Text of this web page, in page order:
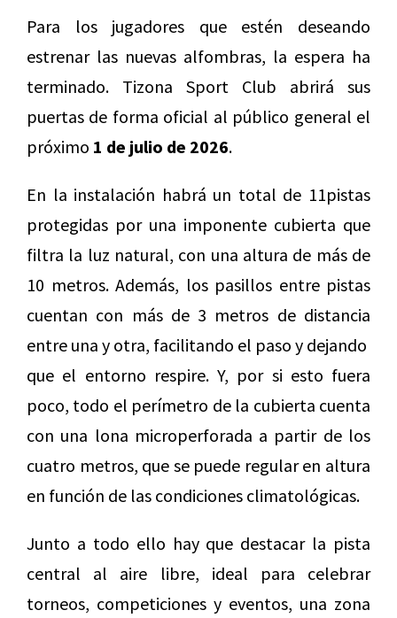
Para los jugadores que estén deseando
estrenar las nuevas alfombras, la espera ha
terminado. Tizona Sport Club abrirá sus
puertas de forma oficial al público general el
próximo 1 de julio de 2026.
En la instalación habrá un total de 11pistas
protegidas por una imponente cubierta que
filtra la luz natural, con una altura de más de
10 metros. Además, los pasillos entre pistas
cuentan con más de 3 metros de distancia
entre una y otra, facilitando el paso y dejando
que el entorno respire. Y, por si esto fuera
poco, todo el perímetro de la cubierta cuenta
con una lona microperforada a partir de los
cuatro metros, que se puede regular en altura
en función de las condiciones climatológicas.
Junto a todo ello hay que destacar la pista
central al aire libre, ideal para celebrar
torneos, competiciones y eventos, una zona